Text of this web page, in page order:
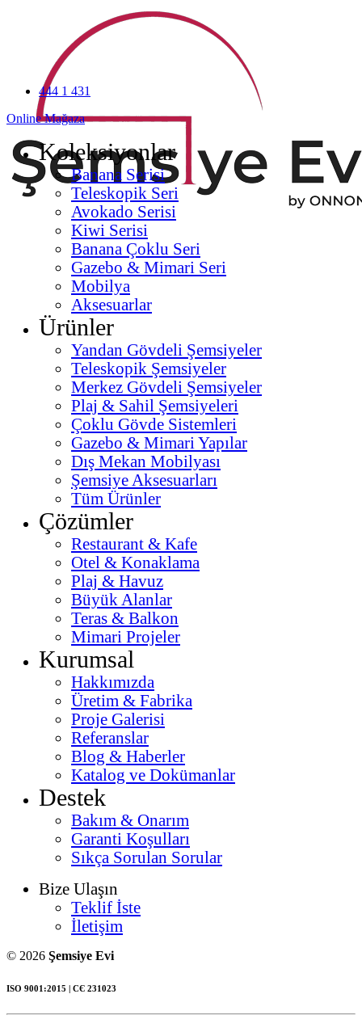
444 1 431
Online Mağaza
Koleksiyonlar
Banana Serisi
Teleskopik Seri
Avokado Serisi
Kiwi Serisi
Banana Çoklu Seri
Gazebo & Mimari Seri
Mobilya
Aksesuarlar
Ürünler
Yandan Gövdeli Şemsiyeler
Teleskopik Şemsiyeler
Merkez Gövdeli Şemsiyeler
Plaj & Sahil Şemsiyeleri
Çoklu Gövde Sistemleri
Gazebo & Mimari Yapılar
Dış Mekan Mobilyası
Şemsiye Aksesuarları
Tüm Ürünler
Çözümler
Restaurant & Kafe
Otel & Konaklama
Plaj & Havuz
Büyük Alanlar
Teras & Balkon
Mimari Projeler
Kurumsal
Hakkımızda
Üretim & Fabrika
Proje Galerisi
Referanslar
Blog & Haberler
Katalog ve Dokümanlar
Destek
Bakım & Onarım
Garanti Koşulları
Sıkça Sorulan Sorular
Bize Ulaşın
Teklif İste
İletişim
© 2026 Şemsiye Evi
ISO 9001:2015 | СЄ 231023